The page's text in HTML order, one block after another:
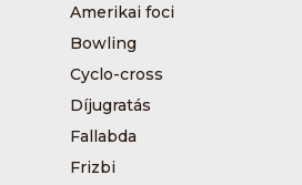
Amerikai foci
Bowling
Cyclo-cross
Díjugratás
Fallabda
Frizbi